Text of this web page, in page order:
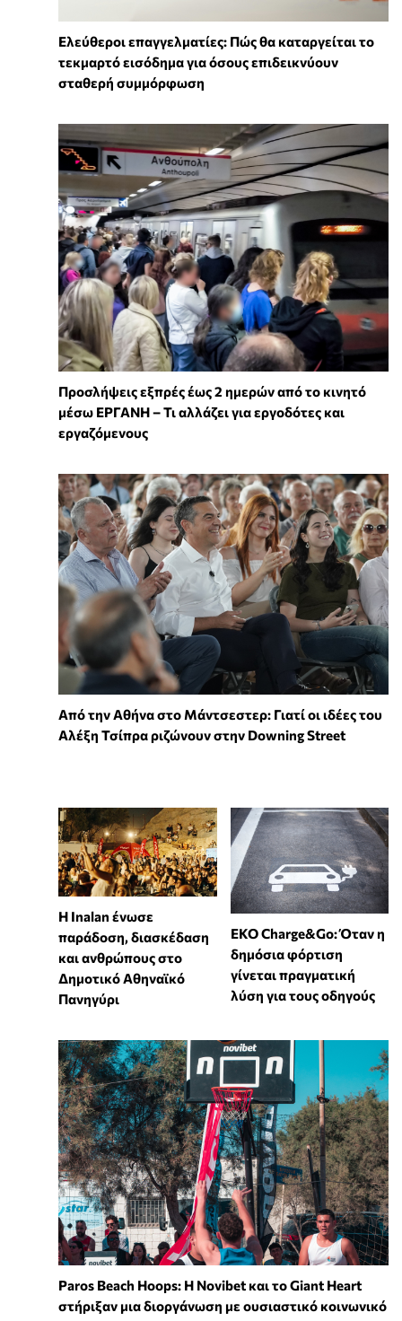
Ελεύθεροι επαγγελματίες: Πώς θα καταργείται το
τεκμαρτό εισόδημα για όσους επιδεικνύουν
σταθερή συμμόρφωση
Προσλήψεις εξπρές έως 2 ημερών από το κινητό
μέσω ΕΡΓΑΝΗ – Τι αλλάζει για εργοδότες και
εργαζόμενους
Από την Αθήνα στο Μάντσεστερ: Γιατί οι ιδέες του
Αλέξη Τσίπρα ριζώνουν στην Downing Street
Η Inalan ένωσε
παράδοση, διασκέδαση
και ανθρώπους στο
Δημοτικό Αθηναϊκό
Πανηγύρι
EKO Charge&Go: Όταν η
δημόσια φόρτιση
γίνεται πραγματική
λύση για τους οδηγούς
Paros Beach Hoops: Η Novibet και το Giant Heart
στήριξαν μια διοργάνωση με ουσιαστικό κοινωνικό